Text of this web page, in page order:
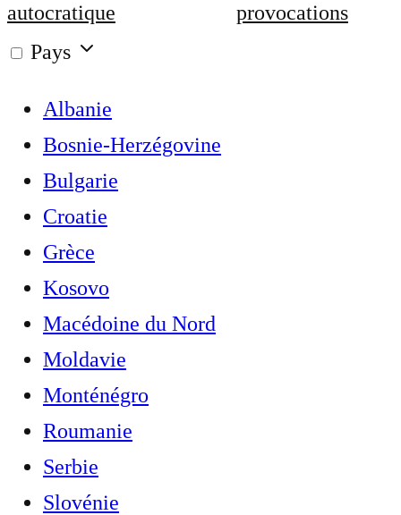
autocratique
provocations
Pays
Albanie
Bosnie-Herzégovine
Bulgarie
Croatie
Grèce
Kosovo
Macédoine du Nord
Moldavie
Monténégro
Roumanie
Serbie
Slovénie